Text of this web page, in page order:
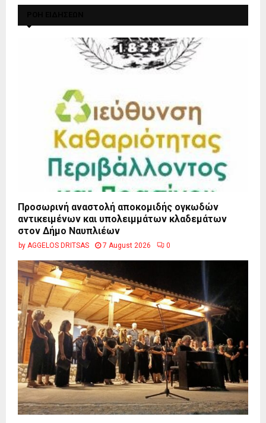
Προσωρινή αναστολή αποκομιδής ογκωδών
αντικειμένων και υπολειμμάτων κλαδεμάτων
στον Δήμο Ναυπλιέων
by AGGELOS DRITSAS 7 August 2026 0